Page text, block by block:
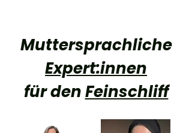
Muttersprachliche
Expert:innen
für denFeinschliff